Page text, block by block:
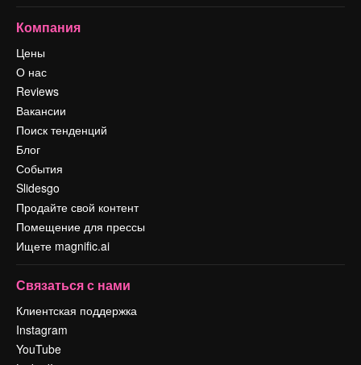
Компания
Цены
О нас
Reviews
Вакансии
Поиск тенденций
Блог
События
Slidesgo
Продайте свой контент
Помещение для прессы
Ищете magnific.ai
Связаться с нами
Клиентская поддержка
Instagram
YouTube